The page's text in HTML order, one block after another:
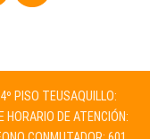
PISO TEUSAQUILLO:
DE ATENCIÓN: